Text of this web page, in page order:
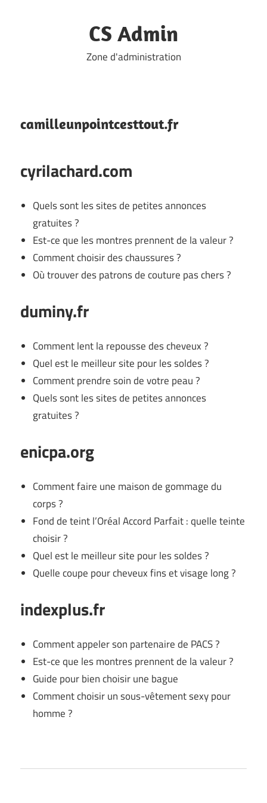
CS Admin
Zone d'administration
camilleunpointcesttout.fr
cyrilachard.com
Quels sont les sites de petites annonces
gratuites ?
Est-ce que les montres prennent de la valeur ?
Comment choisir des chaussures ?
Où trouver des patrons de couture pas chers ?
duminy.fr
Comment lent la repousse des cheveux ?
Quel est le meilleur site pour les soldes ?
Comment prendre soin de votre peau ?
Quels sont les sites de petites annonces
gratuites ?
enicpa.org
Comment faire une maison de gommage du
corps ?
Fond de teint l’Oréal Accord Parfait : quelle teinte
choisir ?
Quel est le meilleur site pour les soldes ?
Quelle coupe pour cheveux fins et visage long ?
indexplus.fr
Comment appeler son partenaire de PACS ?
Est-ce que les montres prennent de la valeur ?
Guide pour bien choisir une bague
Comment choisir un sous-vêtement sexy pour
homme ?